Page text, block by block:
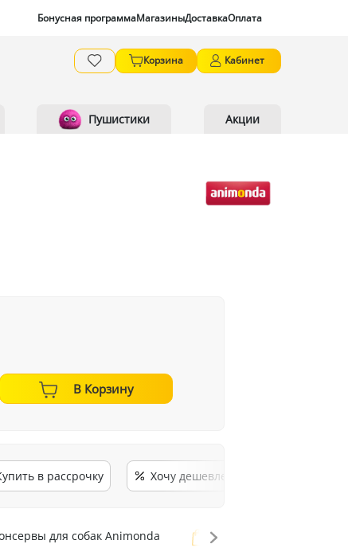
Бонусная программаМагазиныДоставкаОплата
Корзина Кабинет
Пушистики Акции
В Корзину
в рассрочку Хочу дешевле
для собак Animonda